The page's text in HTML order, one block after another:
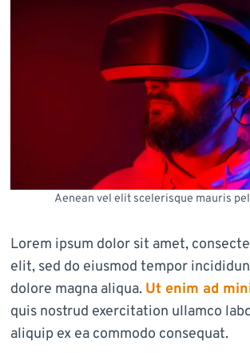
Aenean vel elit scelerisque mauris
Lorem ipsum dolor sit amet,
elit, sed do eiusmod tempor
dolore magna aliqua. Ut enim ad
quis nostrud exercitation ullamco
aliquip ex ea commodo consequat.